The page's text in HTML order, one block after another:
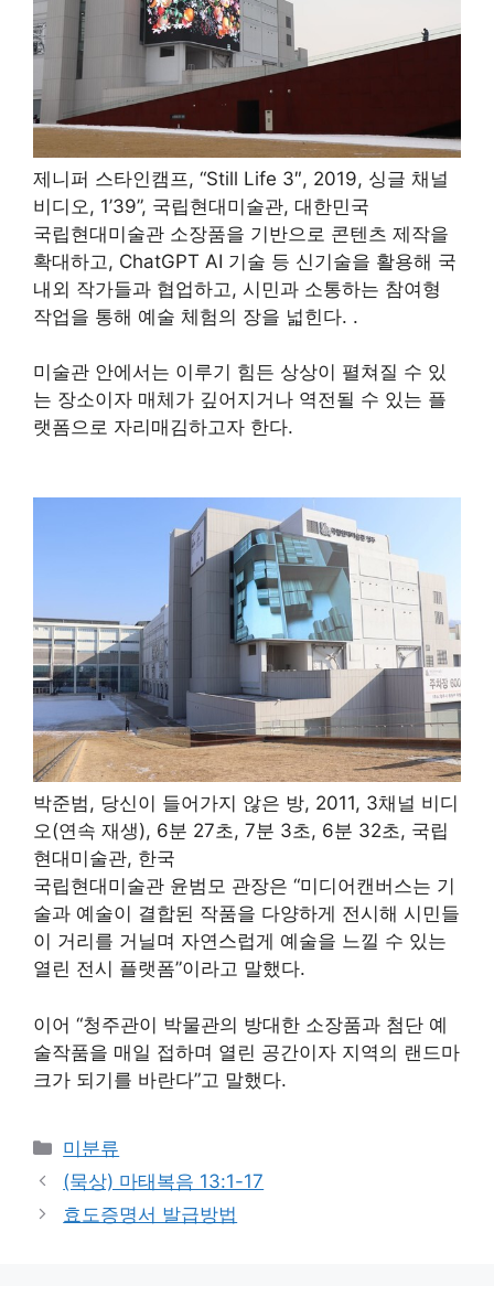
제니퍼 스타인캠프, “Still Life 3″, 2019, 싱글 채널
비디오, 1’39”, 국립현대미술관, 대한민국
국립현대미술관 소장품을 기반으로 콘텐츠 제작을
확대하고, ChatGPT AI 기술 등 신기술을 활용해 국
내외 작가들과 협업하고, 시민과 소통하는 참여형
작업을 통해 예술 체험의 장을 넓힌다. .
미술관 안에서는 이루기 힘든 상상이 펼쳐질 수 있
는 장소이자 매체가 깊어지거나 역전될 수 있는 플
랫폼으로 자리매김하고자 한다.
박준범, 당신이 들어가지 않은 방, 2011, 3채널 비디
오(연속 재생), 6분 27초, 7분 3초, 6분 32초, 국립
현대미술관, 한국
국립현대미술관 윤범모 관장은 “미디어캔버스는 기
술과 예술이 결합된 작품을 다양하게 전시해 시민들
이 거리를 거닐며 자연스럽게 예술을 느낄 수 있는
열린 전시 플랫폼”이라고 말했다.
이어 “청주관이 박물관의 방대한 소장품과 첨단 예
술작품을 매일 접하며 열린 공간이자 지역의 랜드마
크가 되기를 바란다”고 말했다.
Categories
미분류
(묵상) 마태복음 13:1-17
효도증명서 발급방법